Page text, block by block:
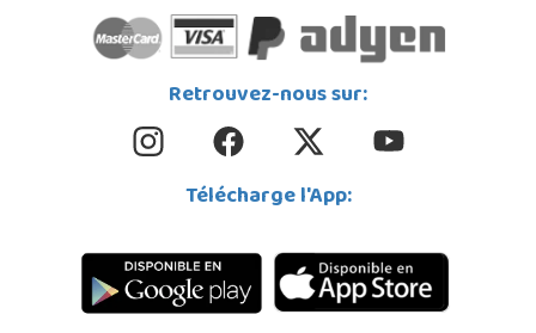
Retrouvez-nous sur:
Télécharge l'App: